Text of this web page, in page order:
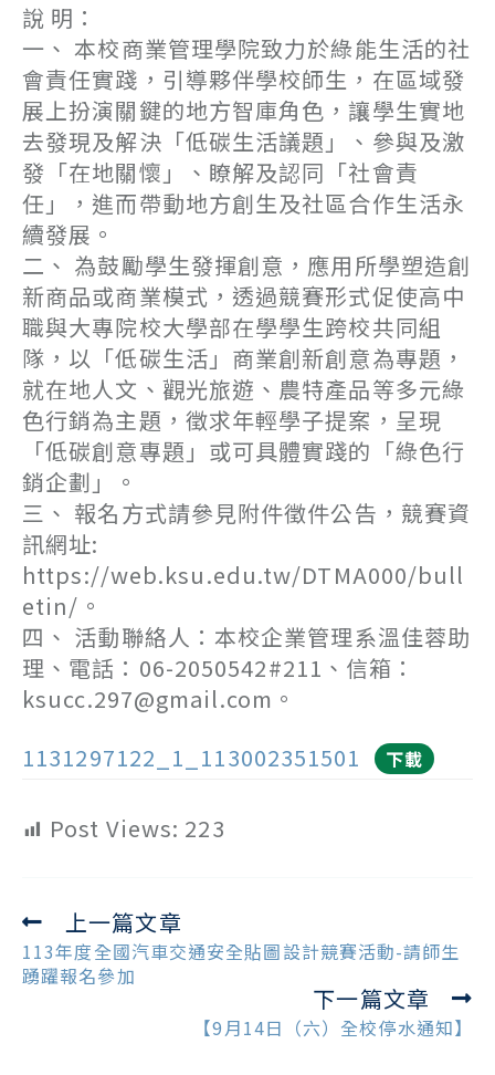
說 明：
一、 本校商業管理學院致力於綠能生活的社
會責任實踐，引導夥伴學校師生，在區域發
展上扮演關鍵的地方智庫角色，讓學生實地
去發現及解決「低碳生活議題」、參與及激
發「在地關懷」、瞭解及認同「社會責
任」，進而帶動地方創生及社區合作生活永
續發展。
二、 為鼓勵學生發揮創意，應用所學塑造創
新商品或商業模式，透過競賽形式促使高中
職與大專院校大學部在學學生跨校共同組
隊，以「低碳生活」商業創新創意為專題，
就在地人文、觀光旅遊、農特產品等多元綠
色行銷為主題，徵求年輕學子提案，呈現
「低碳創意專題」或可具體實踐的「綠色行
銷企劃」。
三、 報名方式請參見附件徵件公告，競賽資
訊網址:
https://web.ksu.edu.tw/DTMA000/bull
etin/。
四、 活動聯絡人：本校企業管理系溫佳蓉助
理、電話：06-2050542#211、信箱：
ksucc.297@gmail.com。
1131297122_1_113002351501
下載
Post Views: 223
Read
more
articles
上一篇文章
113年度全國汽車交通安全貼圖設計競賽活動-請師生
踴躍報名參加
下一篇文章
【9月14日（六）全校停水通知】